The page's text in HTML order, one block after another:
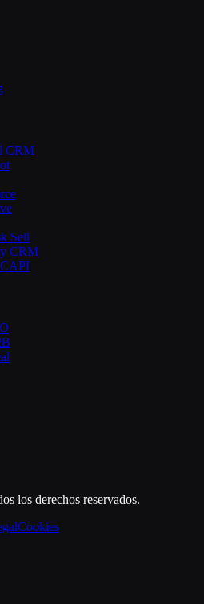
CRM
Sell
CRM
los derechos reservados.
Cookies